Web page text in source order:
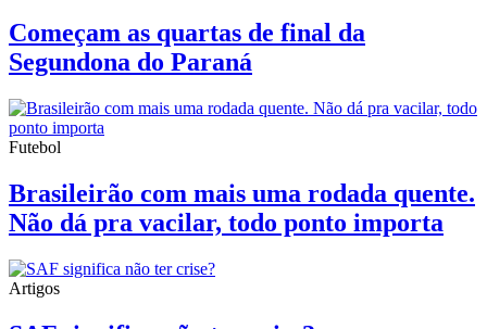
Começam as quartas de final da
Segundona do Paraná
Futebol
Brasileirão com mais uma rodada quente.
Não dá pra vacilar, todo ponto importa
Artigos